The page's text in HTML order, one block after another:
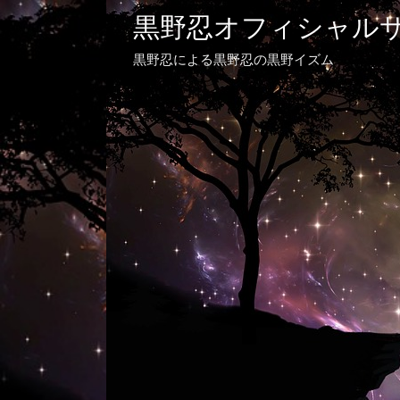
黒野忍オフィシャル
黒野忍による黒野忍の黒野イズム